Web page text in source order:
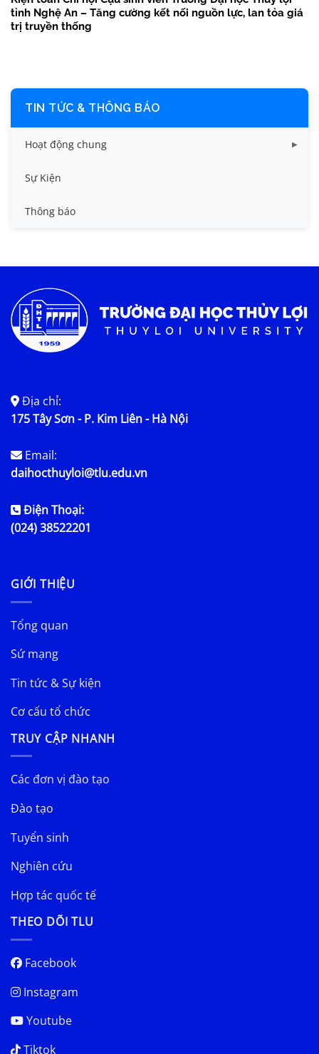
tỉnh Nghệ An – Tăng cường kết nối nguồn lực, lan tỏa giá
trị truyền thống
TIN TỨC & THÔNG BÁO
Hoạt động chung
Tin công tác sinh viên
Tin đào tạo
Tin tức chung
Sự Kiện
Thông báo
Địa chỉ:
175 Tây Sơn - P. Kim Liên - Hà Nội
Email:
daihocthuyloi@tlu.edu.vn
Điện Thoại:
(024) 38522201
GIỚI THIỆU
Tổng quan
Sứ mạng
Tin tức & Sự kiện
Cơ cấu tổ chức
TRUY CẬP NHANH
Các đơn vị đào tạo
Đào tạo
Tuyển sinh
Nghiên cứu
Hợp tác quốc tế
THEO DÕI TLU
Facebook
Instagram
Youtube
Tiktok